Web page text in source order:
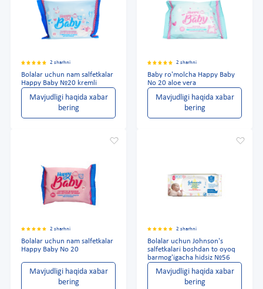
2 sharhni
Bolalar uchun nam salfetkalar
Happy Baby №20 kremli
Mavjudligi haqida xabar
bering
2 sharhni
Baby ro'molcha Happy Baby
No 20 aloe vera
Mavjudligi haqida xabar
bering
2 sharhni
Bolalar uchun nam salfetkalar
Happy Baby No 20
Mavjudligi haqida xabar
bering
2 sharhni
Bolalar uchun Johnson's
salfetkalari boshdan to oyoq
barmog'igacha hidsiz №56
Mavjudligi haqida xabar
bering